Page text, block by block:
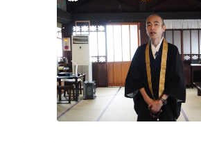
特集「一隅を照らす」
探訪「1200年の魅力交流」
日本文化を探る
プレスアーカイブ